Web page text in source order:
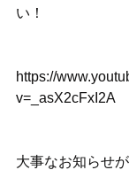
い！
https://
v=_asX2cFxI2A
大事なお知らせが